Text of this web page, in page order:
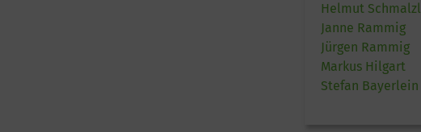
Helmut Schmalzl
Janne Rammig
Jürgen Rammig
Markus Hilgart
Stefan Bayerlein